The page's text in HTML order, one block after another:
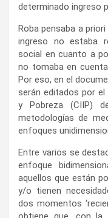
determinado ingreso
Roba pensaba a
ingreso no estaba
social en cuanto a
no tomaba en
Por eso, en el
serán editados por
y Pobreza (CIIP)
metodologías de
enfoques
Entre varios se
enfoque
aquellos que están
y/o tienen
dos momentos